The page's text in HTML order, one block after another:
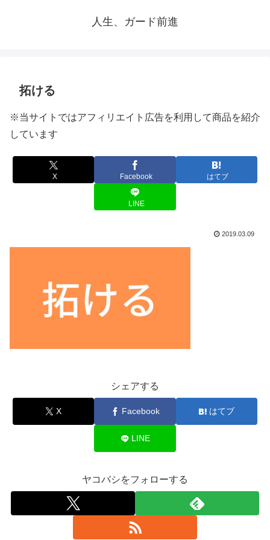
人生、ガード前進
拓ける
※当サイトではアフィリエイト広告を利用して商品を紹介
しています
X Facebook はてブ
LINE
2019.03.09
シェアする
X Facebook はてブ
LINE
ヤコバシをフォローする